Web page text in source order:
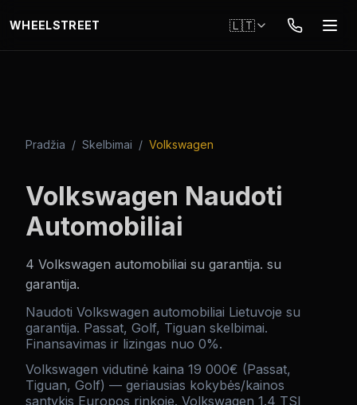
WHEELSTREET 🇱🇹
Pradžia / Skelbimai / Volkswagen
Volkswagen Naudoti
Automobiliai
4 Volkswagen automobiliai su garantija. su
garantija.
Naudoti Volkswagen automobiliai Lietuvoje su
garantija. Passat, Golf, Tiguan skelbimai.
Finansavimas ir lizingas nuo 0%.
Volkswagen vidutinė kaina 19 000€ (Passat,
Tiguan, Golf) — geriausias kokybės/kainos
santykis Europos rinkoje. Volkswagen 1.4 TSI